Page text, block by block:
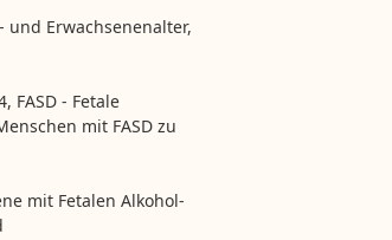
und Erwachsenenalter,
FASD - Fetale
mit FASD zu
mit Fetalen Alkohol-